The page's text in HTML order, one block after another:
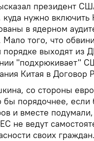
президент
куда нужно
в ядерном
Мало того, что
порядке выходят из
"подхрюкивает"
Китая в
со стороны
бы порядочнее,
и вместе
не ведут
своих граждан.